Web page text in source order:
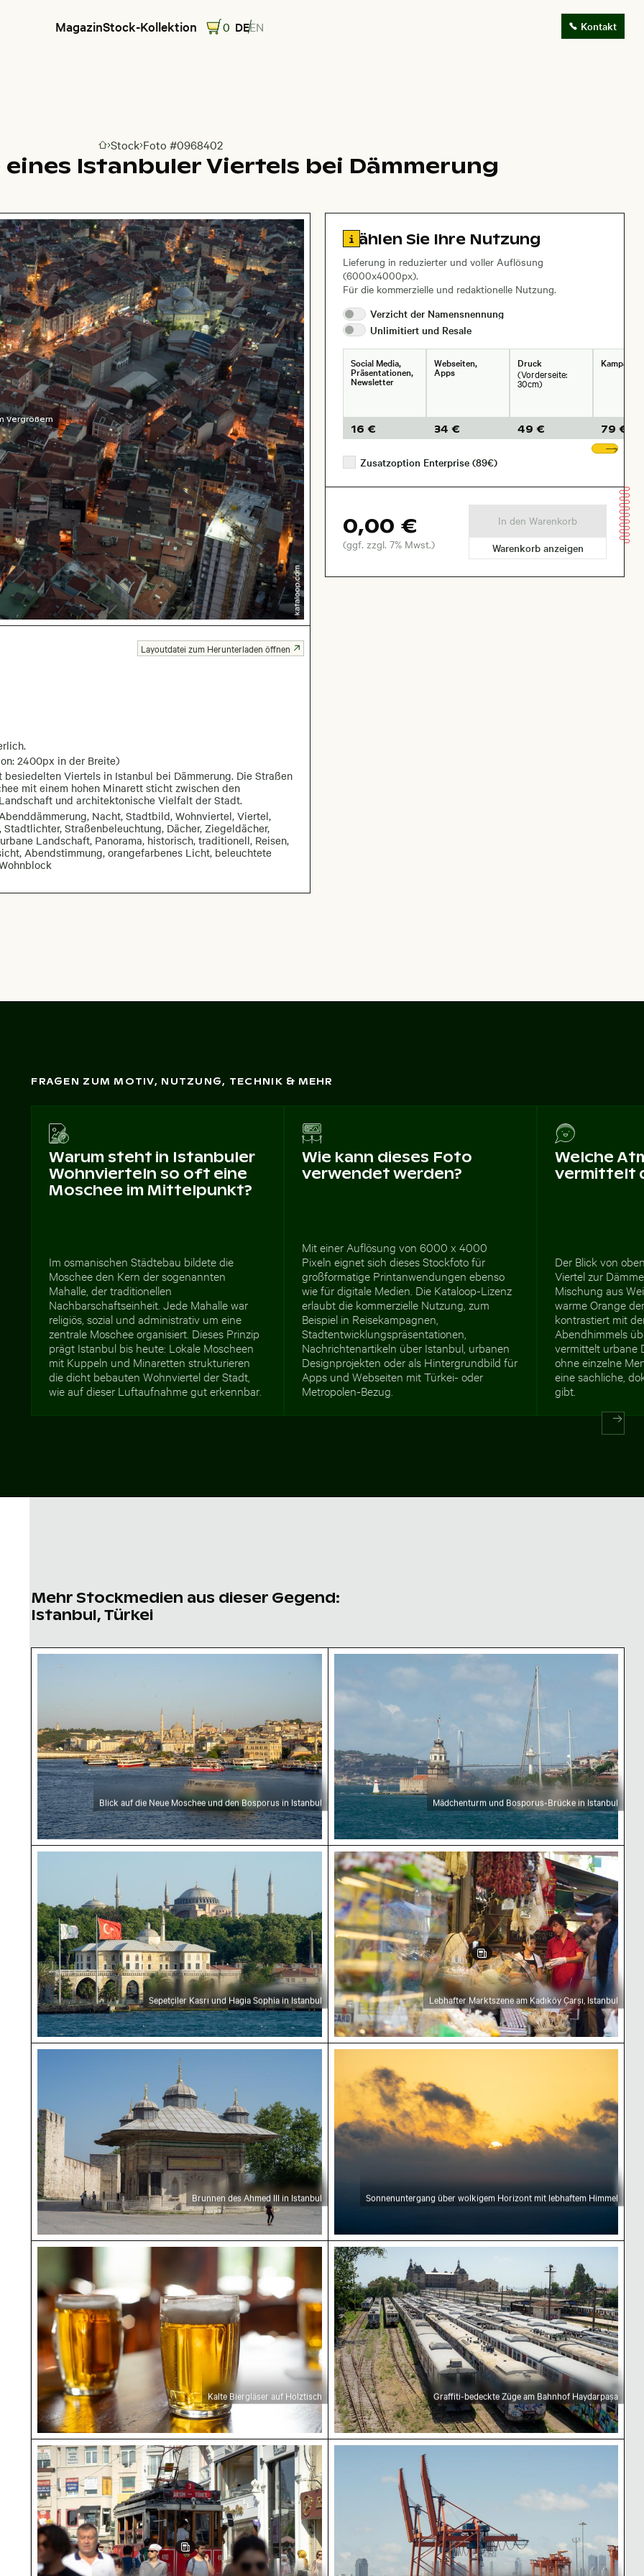
MagazinStock-Kollektion 0 DEEN Kontakt
Zur Homepage
Stock Foto #0968402
Istanbuler Viertels bei Dämmerung
Vergrößern
2400px in der Breite)
Viertels in Istanbul bei Dämmerung. Die Straßen
mit einem hohen Minarett sticht zwischen den
und architektonische Vielfalt der Stadt.
Nacht, Stadtbild, Wohnviertel, Viertel,
Straßenbeleuchtung, Dächer, Ziegeldächer,
Landschaft, Panorama, historisch, traditionell, Reisen,
Abendstimmung, orangefarbenes Licht, beleuchtete
Layoutdatei zum Herunterladen öffnen
Zu den Lizenzinformationen springen
Wählen Sie Ihre Nutzung
Lieferung in reduzierter und voller Auflösung
(6000x4000px).
Für die kommerzielle und redaktionelle Nutzung.
Verzicht der Namensnennung
Unlimitiert und Resale
Social Media,
Präsentationen,
Newsletter
16 €
Webseiten,
Apps
34 €
Druck
(Vorderseite:
30cm)
49 €
79 €
Zusatzoption Enterprise (89€)
0,00 €
(ggf. zzgl. 7% Mwst.)
In den Warenkorb
Warenkorb anzeigen
FRAGEN ZUM MOTIV, NUTZUNG, TECHNIK & MEHR
Warum steht in Istanbuler
Wohnvierteln so oft eine
Moschee im Mittelpunkt?
Im osmanischen Städtebau bildete die
Moschee den Kern der sogenannten
Mahalle, der traditionellen
Nachbarschaftseinheit. Jede Mahalle war
religiös, sozial und administrativ um eine
zentrale Moschee organisiert. Dieses Prinzip
prägt Istanbul bis heute: Lokale Moscheen
mit Kuppeln und Minaretten strukturieren
die dicht bebauten Wohnviertel der Stadt,
wie auf dieser Luftaufnahme gut erkennbar.
Wie kann dieses Foto
verwendet werden?
Mit einer Auflösung von 6000 x 4000
Pixeln eignet sich dieses Stockfoto für
großformatige Printanwendungen ebenso
wie für digitale Medien. Die Kataloop-Lizenz
erlaubt die kommerzielle Nutzung, zum
Beispiel in Reisekampagnen,
Stadtentwicklungspräsentationen,
Nachrichtenartikeln über Istanbul, urbanen
Designprojekten oder als Hintergrundbild für
Apps und Webseiten mit Türkei- oder
Metropolen-Bezug.
Welche
vermittelt
Der Blick von
Viertel zur
Mischung aus
warme Orange
kontrastiert mit
Abendhimmels
vermittelt urbane
ohne einzelne
eine sachliche,
gibt.
Mehr Stockmedien aus dieser Gegend:
Istanbul, Türkei
Blick auf die Neue Moschee und den Bosporus in Istanbul
Blick auf die Neue Moschee und den Bosporus in Istanbul
Mädchenturm und Bosporus-Brücke in Istanbul
Mädchenturm und Bosporus-Brücke in Istanbul
Sepetçiler Kasrı und Hagia Sophia in Istanbul
Sepetçiler Kasrı und Hagia Sophia in Istanbul
Lebhafter Marktszene am Kadıköy Çarşı, Istanbul
Lebhafter Marktszene am Kadıköy Çarşı, Istanbul
Brunnen des Ahmed III in Istanbul
Brunnen des Ahmed III in Istanbul
Sonnenuntergang über wolkigem Horizont mit
Sonnenuntergang über wolkigem Horizont mit lebhaftem Himmel
Kalte Biergläser auf Holztisch
Kalte Biergläser auf Holztisch
Graffiti-bedeckte Züge am Bahnhof Haydarpaşa
Graffiti-bedeckte Züge am Bahnhof Haydarpaşa
Historische Straßenbahn auf der Istiklal-Straße in IstanbulKräne am Haydarpaşa Limanı mit Stadtpanorama